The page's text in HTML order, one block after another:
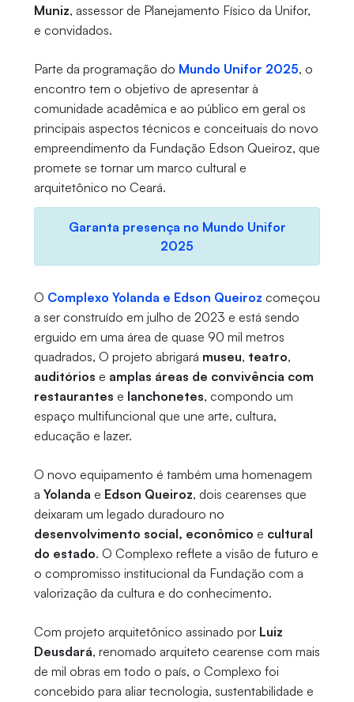
Muniz, assessor de Planejamento Físico da Unifor,
e convidados.
Parte da programação do Mundo Unifor 2025, o
encontro tem o objetivo de apresentar à
comunidade acadêmica e ao público em geral os
principais aspectos técnicos e conceituais do novo
empreendimento da Fundação Edson Queiroz, que
promete se tornar um marco cultural e
arquitetônico no Ceará.
Garanta presença no Mundo Unifor
2025
O Complexo Yolanda e Edson Queiroz começou
a ser construído em julho de 2023 e está sendo
erguido em uma área de quase 90 mil metros
quadrados, O projeto abrigará museu, teatro,
auditórios e amplas áreas de convivência com
restaurantes e lanchonetes, compondo um
espaço multifuncional que une arte, cultura,
educação e lazer.
O novo equipamento é também uma homenagem
a Yolanda e Edson Queiroz, dois cearenses que
deixaram um legado duradouro no
desenvolvimento social, econômico e cultural
do estado. O Complexo reflete a visão de futuro e
o compromisso institucional da Fundação com a
valorização da cultura e do conhecimento.
Com projeto arquitetônico assinado por Luiz
Deusdará, renomado arquiteto cearense com mais
de mil obras em todo o país, o Complexo foi
concebido para aliar tecnologia, sustentabilidade e